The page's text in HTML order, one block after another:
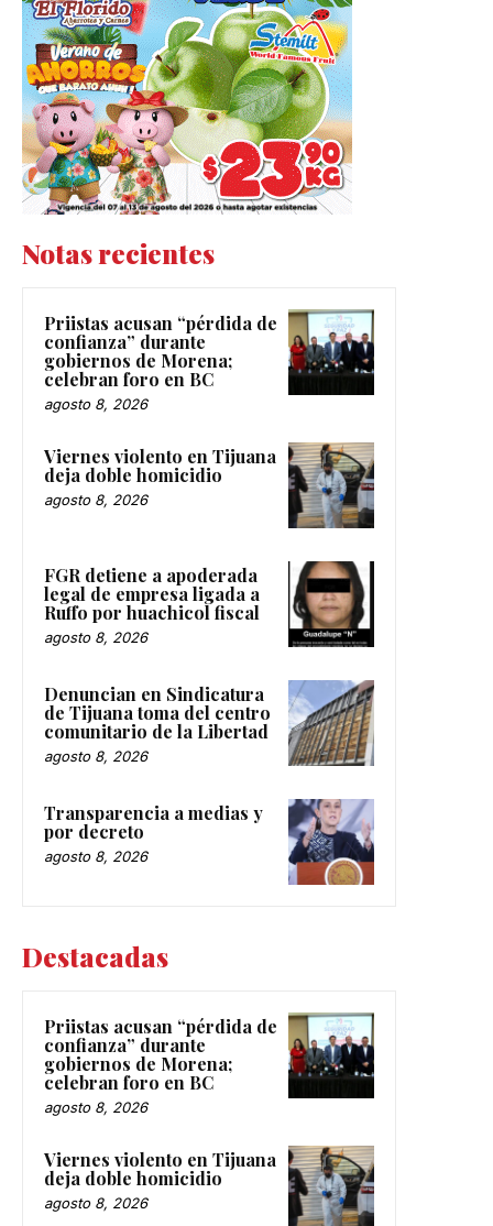
Notas recientes
Priistas acusan “pérdida de
confianza” durante
gobiernos de Morena;
celebran foro en BC
agosto 8, 2026
Viernes violento en Tijuana
deja doble homicidio
agosto 8, 2026
FGR detiene a apoderada
legal de empresa ligada a
Ruffo por huachicol fiscal
agosto 8, 2026
Denuncian en Sindicatura
de Tijuana toma del centro
comunitario de la Libertad
agosto 8, 2026
Transparencia a medias y
por decreto
agosto 8, 2026
Destacadas
Priistas acusan “pérdida de
confianza” durante
gobiernos de Morena;
celebran foro en BC
agosto 8, 2026
Viernes violento en Tijuana
deja doble homicidio
agosto 8, 2026